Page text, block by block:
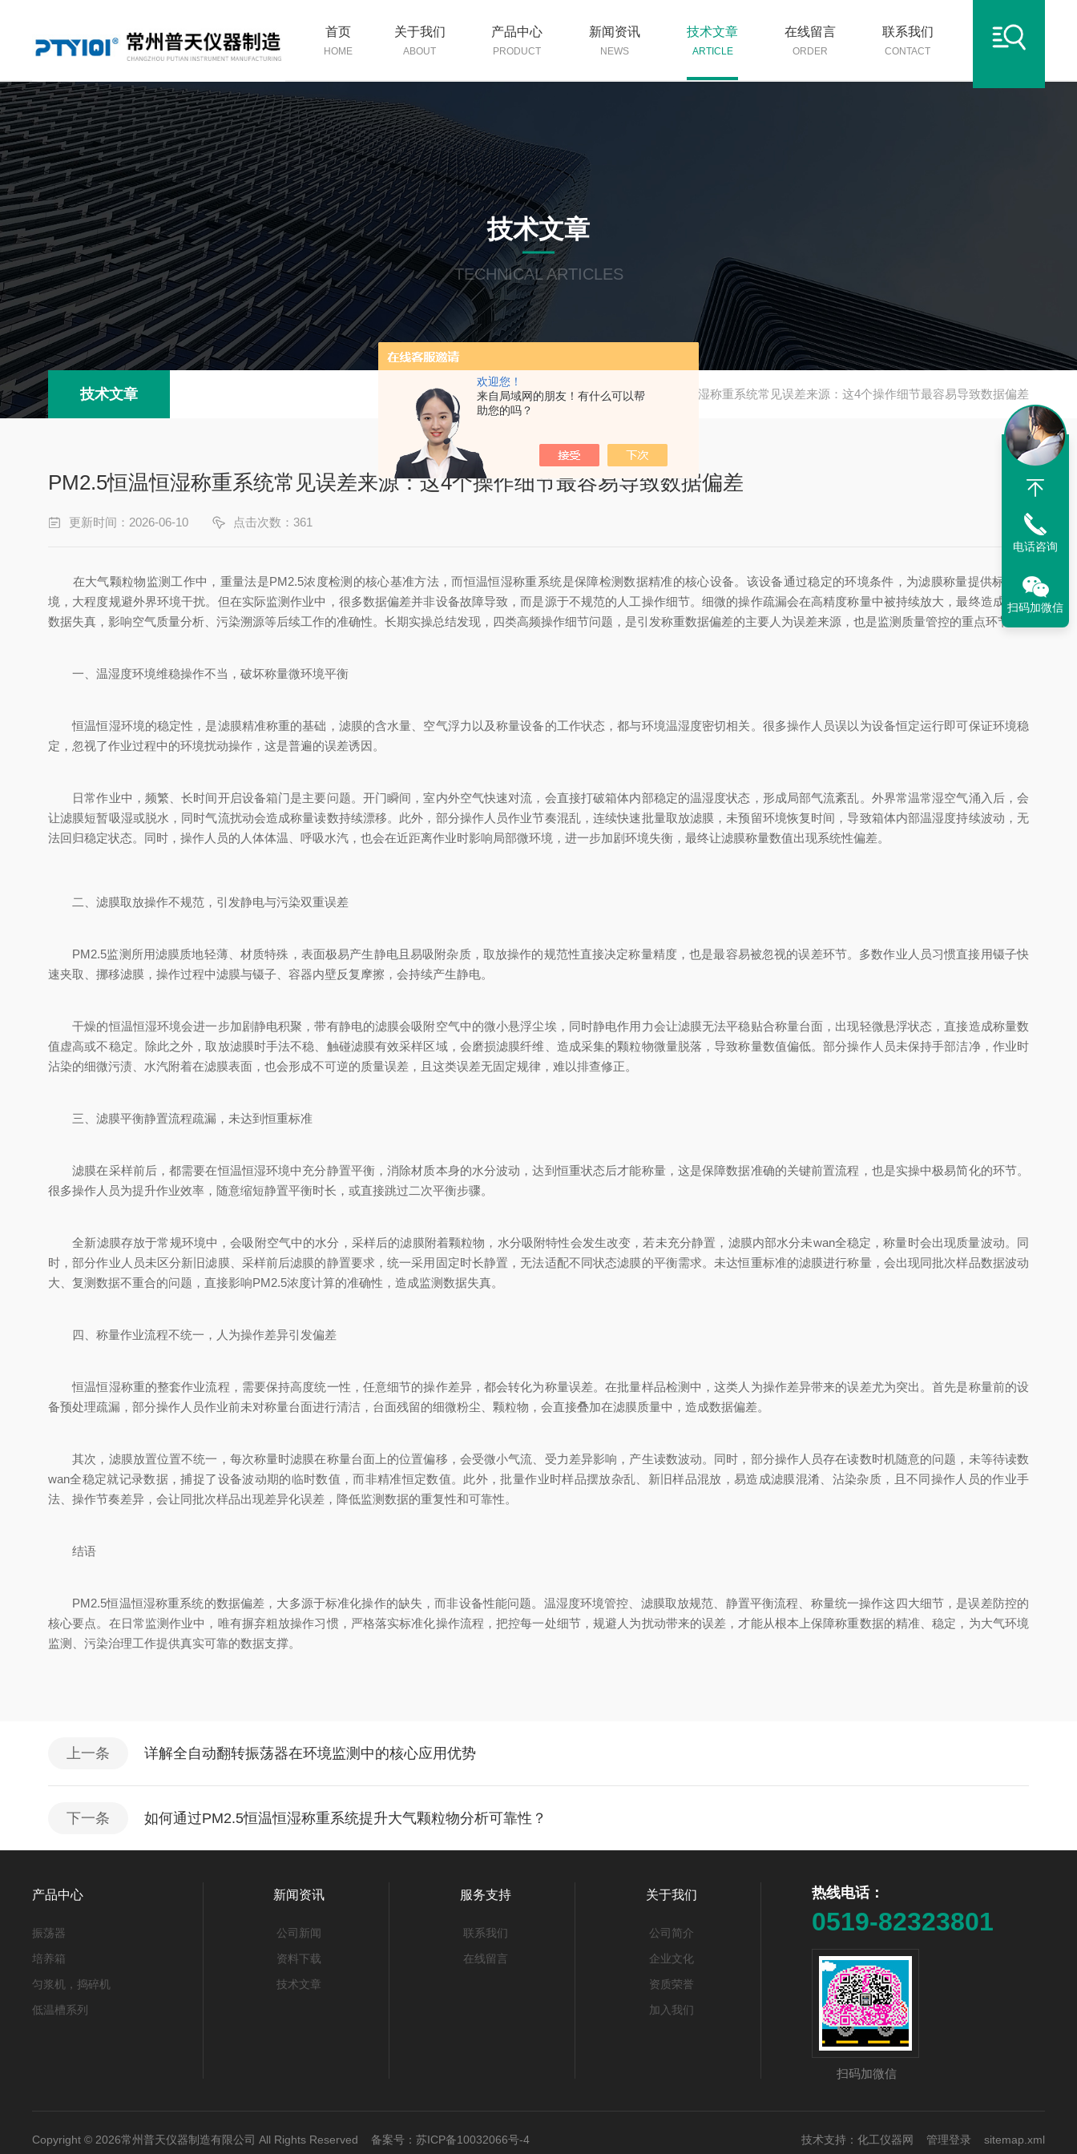
欢迎您！
来自局域网的朋友！有什么可以帮
助您的吗？
首页
HOME
关于我们
ABOUT
产品中心
PRODUCT
新闻资讯
NEWS
技术文章
ARTICLE
在线留言
ORDER
联系我们
CONTACT
技术文章
TECHNICAL ARTICLES
技术文章 当前位置：首页 技术文章 PM2.5恒温恒湿称重系统常见误差来源：这4个操作细节最容易导致数据偏差
PM2.5恒温恒湿称重系统常见误差来源：这4个操作细节最容易导致数据偏差
更新时间：2026-06-10 点击次数：361
在大气颗粒物监测工作中，重量法是PM2.5浓度检测的核心基准方法，而恒温恒湿称重系统是保障检测数据精准的核心设备。该设备通过稳定的环境条件，为滤膜称量提供标准环
境，大程度规避外界环境干扰。但在实际监测作业中，很多数据偏差并非设备故障导致，而是源于不规范的人工操作细节。细微的操作疏漏会在高精度称量中被持续放大，最终造成监测
数据失真，影响空气质量分析、污染溯源等后续工作的准确性。长期实操总结发现，四类高频操作细节问题，是引发称重数据偏差的主要人为误差来源，也是监测质量管控的重点环节。
一、温湿度环境维稳操作不当，破坏称量微环境平衡
恒温恒湿环境的稳定性，是滤膜精准称重的基础，滤膜的含水量、空气浮力以及称量设备的工作状态，都与环境温湿度密切相关。很多操作人员误以为设备恒定运行即可保证环境稳
定，忽视了作业过程中的环境扰动操作，这是普遍的误差诱因。
日常作业中，频繁、长时间开启设备箱门是主要问题。开门瞬间，室内外空气快速对流，会直接打破箱体内部稳定的温湿度状态，形成局部气流紊乱。外界常温常湿空气涌入后，会
让滤膜短暂吸湿或脱水，同时气流扰动会造成称量读数持续漂移。此外，部分操作人员作业节奏混乱，连续快速批量取放滤膜，未预留环境恢复时间，导致箱体内部温湿度持续波动，无
法回归稳定状态。同时，操作人员的人体体温、呼吸水汽，也会在近距离作业时影响局部微环境，进一步加剧环境失衡，最终让滤膜称量数值出现系统性偏差。
二、滤膜取放操作不规范，引发静电与污染双重误差
PM2.5监测所用滤膜质地轻薄、材质特殊，表面极易产生静电且易吸附杂质，取放操作的规范性直接决定称量精度，也是最容易被忽视的误差环节。多数作业人员习惯直接用镊子快
速夹取、挪移滤膜，操作过程中滤膜与镊子、容器内壁反复摩擦，会持续产生静电。
干燥的恒温恒湿环境会进一步加剧静电积聚，带有静电的滤膜会吸附空气中的微小悬浮尘埃，同时静电作用力会让滤膜无法平稳贴合称量台面，出现轻微悬浮状态，直接造成称量数
值虚高或不稳定。除此之外，取放滤膜时手法不稳、触碰滤膜有效采样区域，会磨损滤膜纤维、造成采集的颗粒物微量脱落，导致称量数值偏低。部分操作人员未保持手部洁净，作业时
沾染的细微污渍、水汽附着在滤膜表面，也会形成不可逆的质量误差，且这类误差无固定规律，难以排查修正。
三、滤膜平衡静置流程疏漏，未达到恒重标准
滤膜在采样前后，都需要在恒温恒湿环境中充分静置平衡，消除材质本身的水分波动，达到恒重状态后才能称量，这是保障数据准确的关键前置流程，也是实操中极易简化的环节。
很多操作人员为提升作业效率，随意缩短静置平衡时长，或直接跳过二次平衡步骤。
全新滤膜存放于常规环境中，会吸附空气中的水分，采样后的滤膜附着颗粒物，水分吸附特性会发生改变，若未充分静置，滤膜内部水分未wan全稳定，称量时会出现质量波动。同
时，部分作业人员未区分新旧滤膜、采样前后滤膜的静置要求，统一采用固定时长静置，无法适配不同状态滤膜的平衡需求。未达恒重标准的滤膜进行称量，会出现同批次样品数据波动
大、复测数据不重合的问题，直接影响PM2.5浓度计算的准确性，造成监测数据失真。
四、称量作业流程不统一，人为操作差异引发偏差
恒温恒湿称重的整套作业流程，需要保持高度统一性，任意细节的操作差异，都会转化为称量误差。在批量样品检测中，这类人为操作差异带来的误差尤为突出。首先是称量前的设
备预处理疏漏，部分操作人员作业前未对称量台面进行清洁，台面残留的细微粉尘、颗粒物，会直接叠加在滤膜质量中，造成数据偏差。
其次，滤膜放置位置不统一，每次称量时滤膜在称量台面上的位置偏移，会受微小气流、受力差异影响，产生读数波动。同时，部分操作人员存在读数时机随意的问题，未等待读数
wan全稳定就记录数据，捕捉了设备波动期的临时数值，而非精准恒定数值。此外，批量作业时样品摆放杂乱、新旧样品混放，易造成滤膜混淆、沾染杂质，且不同操作人员的作业手
法、操作节奏差异，会让同批次样品出现差异化误差，降低监测数据的重复性和可靠性。
结语
PM2.5恒温恒湿称重系统的数据偏差，大多源于标准化操作的缺失，而非设备性能问题。温湿度环境管控、滤膜取放规范、静置平衡流程、称量统一操作这四大细节，是误差防控的
核心要点。在日常监测作业中，唯有摒弃粗放操作习惯，严格落实标准化操作流程，把控每一处细节，规避人为扰动带来的误差，才能从根本上保障称重数据的精准、稳定，为大气环境
监测、污染治理工作提供真实可靠的数据支撑。
上一条 详解全自动翻转振荡器在环境监测中的核心应用优势
下一条 如何通过PM2.5恒温恒湿称重系统提升大气颗粒物分析可靠性？
热线电话：
0519-82323801
扫码加微信
产品中心
振荡器
培养箱
匀浆机，捣碎机
低温槽系列
新闻资讯
公司新闻
资料下载
技术文章
服务支持
联系我们
在线留言
关于我们
公司简介
企业文化
资质荣誉
加入我们
Copyright © 2026常州普天仪器制造有限公司 All Rights Reserved 备案号： 苏ICP备10032066号-4 技术支持： 化工仪器网 管理登录 sitemap.xml
电话咨询
扫码加微信